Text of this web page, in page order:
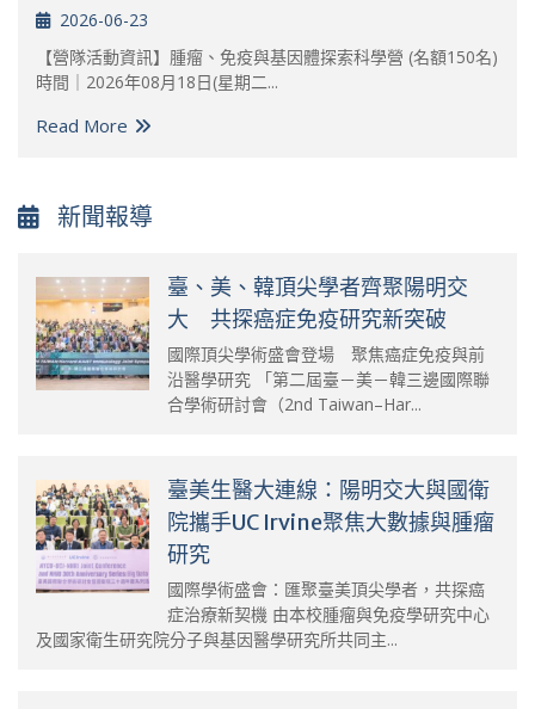
2026-06-23
【營隊活動資訊】腫瘤、免疫與基因體探索科學營 (名額150名)
時間｜2026年08月18日(星期二...
Read More
新聞報導
臺、美、韓頂尖學者齊聚陽明交
大 共探癌症免疫研究新突破
國際頂尖學術盛會登場 聚焦癌症免疫與前
沿醫學研究 「第二屆臺－美－韓三邊國際聯
合學術研討會（2nd Taiwan–Har...
臺美生醫大連線：陽明交大與國衛
院攜手UC Irvine聚焦大數據與腫瘤
研究
國際學術盛會：匯聚臺美頂尖學者，共探癌
症治療新契機 由本校腫瘤與免疫學研究中心
及國家衛生研究院分子與基因醫學研究所共同主...